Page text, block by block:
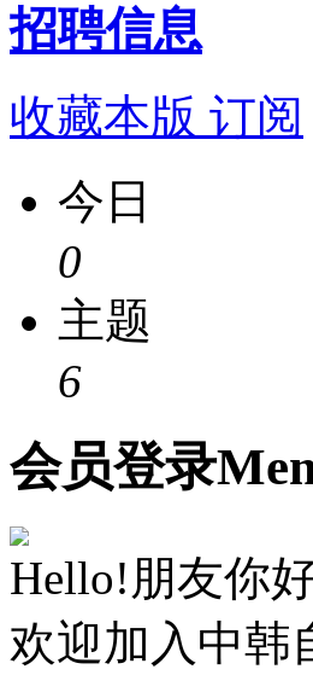
招聘信息
收藏本版 订阅
今日
0
主题
6
会员登录
Hello!朋友你
欢迎加入中韩